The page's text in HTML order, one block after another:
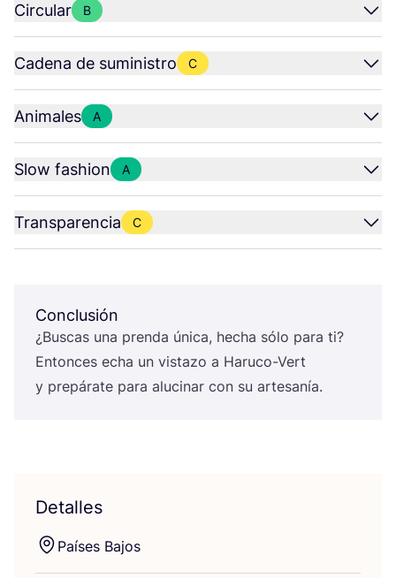
Circular B
Cadena de suministro C
Animales A
Slow fashion A
Transparencia C
Conclusión
¿Bus­cas una pren­da úni­ca, hecha sólo para ti?
Enton­ces echa un vis­ta­zo a Haru­co-Vert
y pre­pá­ra­te para alu­ci­nar con su artesanía.
Detalles
Paí­ses Bajos